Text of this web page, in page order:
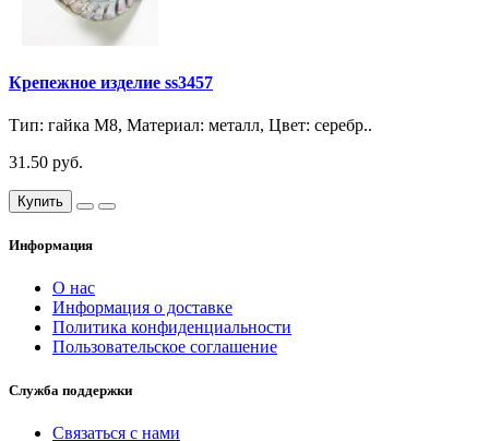
Крепежное изделие ss3457
Тип: гайка М8, Материал: металл, Цвет: серебр..
31.50 руб.
Купить
Информация
О нас
Информация о доставке
Политика конфиденциальности
Пользовательское соглашение
Служба поддержки
Связаться с нами